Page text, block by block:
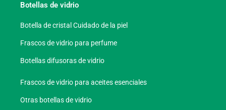
Botellas de vidrio
Botella de cristal Cuidado de la piel
Frascos de vidrio para perfume
Botellas difusoras de vidrio
Frascos de vidrio para aceites esenciales
Otras botellas de vidrio